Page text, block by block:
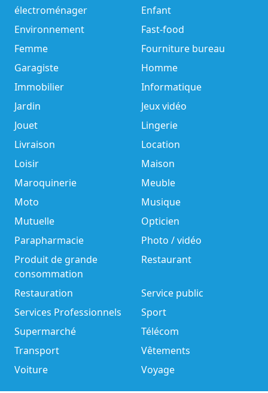
électroménager
Enfant
Environnement
Fast-food
Femme
Fourniture bureau
Garagiste
Homme
Immobilier
Informatique
Jardin
Jeux vidéo
Jouet
Lingerie
Livraison
Location
Loisir
Maison
Maroquinerie
Meuble
Moto
Musique
Mutuelle
Opticien
Parapharmacie
Photo / vidéo
Produit de grande
consommation
Restaurant
Restauration
Service public
Services Professionnels
Sport
Supermarché
Télécom
Transport
Vêtements
Voiture
Voyage